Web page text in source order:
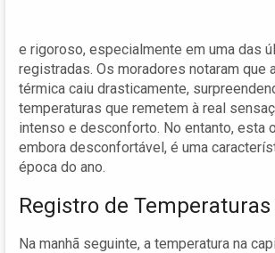
e rigoroso, especialmente em uma das
registradas. Os moradores notaram que
térmica caiu drasticamente,
temperaturas que remetem à real
intenso e desconforto. No entanto, esta
embora desconfortável, é uma
época do ano.
Registro de
Na manhã seguinte, a temperatura na